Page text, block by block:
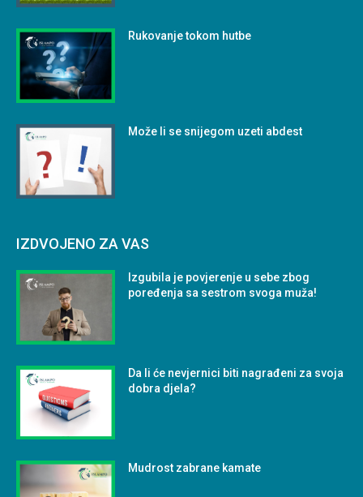
Rukovanje tokom hutbe
Može li se snijegom uzeti abdest
IZDVOJENO ZA VAS
Izgubila je povjerenje u sebe zbog
poređenja sa sestrom svoga muža!
Da li će nevjernici biti nagrađeni za svoja
dobra djela?
Mudrost zabrane kamate